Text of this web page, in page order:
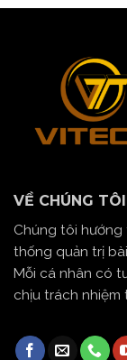
VỀ CHÚNG TÔI
Chúng tôi
thống quản trị
Mỗi cá nhân có
chịu trách